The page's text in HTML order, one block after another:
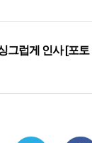
그럽게 인사 [포토